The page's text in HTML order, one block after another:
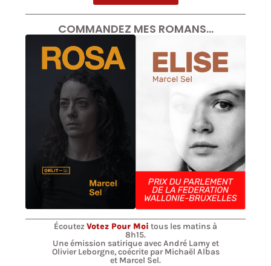
COMMANDEZ MES ROMANS…
Écoutez Votez Pour Moi tous les matins à
8h15.
Une émission satirique avec André Lamy et
Olivier Leborgne, coécrite par Michaël Albas
et Marcel Sel.